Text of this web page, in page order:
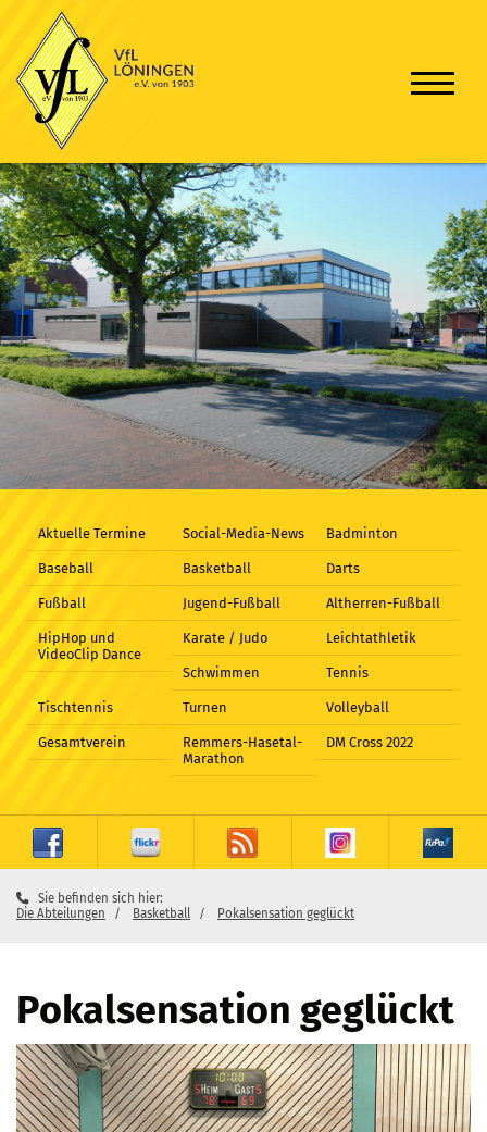
Aktuelle Termine Social-Media-News Badminton
Baseball Basketball Darts
Fußball Jugend-Fußball Altherren-Fußball
HipHop und
VideoClip Dance
Karate / Judo Leichtathletik
Schwimmen Tennis
Tischtennis Turnen Volleyball
Gesamtverein
Remmers-Hasetal-
Marathon
DM Cross 2022
Sie befinden sich hier:
Die Abteilungen
Basketball Pokalsensation geglückt
Pokalsensation geglückt